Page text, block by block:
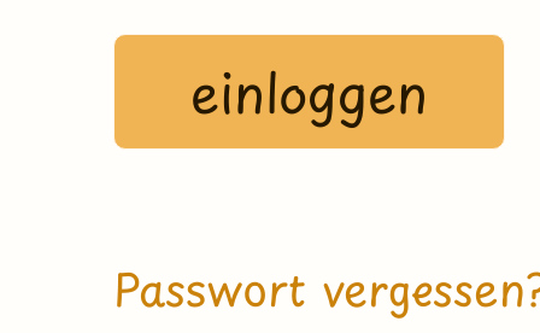
Passwort